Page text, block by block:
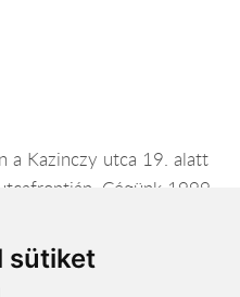
sütiket
a Kazinczy utca 19. alatt
Cégünk 1999.
azon belül is az egyedi,
minőségi vágott és
dolgozunk. A